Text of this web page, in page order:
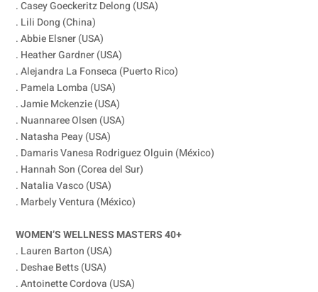
. Casey Goeckeritz Delong (USA)
. Lili Dong (China)
. Abbie Elsner (USA)
. Heather Gardner (USA)
. Alejandra La Fonseca (Puerto Rico)
. Pamela Lomba (USA)
. Jamie Mckenzie (USA)
. Nuannaree Olsen (USA)
. Natasha Peay (USA)
. Damaris Vanesa Rodriguez Olguin (México)
. Hannah Son (Corea del Sur)
. Natalia Vasco (USA)
. Marbely Ventura (México)
WOMEN’S WELLNESS MASTERS 40+
. Lauren Barton (USA)
. Deshae Betts (USA)
. Antoinette Cordova (USA)